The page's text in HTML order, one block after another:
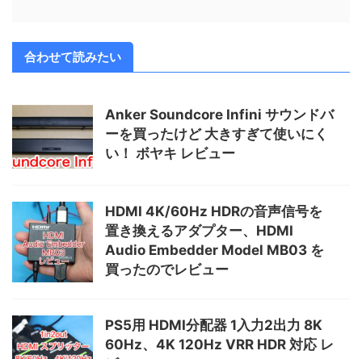
合わせて読みたい
Anker Soundcore Infini サウンドバ
ーを買ったけど 大きすぎて使いにく
い！ ボヤキ レビュー
HDMI 4K/60Hz HDRの音声信号を
置き換えるアダプター、HDMI
Audio Embedder Model MB03 を
買ったのでレビュー
PS5用 HDMI分配器 1入力2出力 8K
60Hz、4K 120Hz VRR HDR 対応 レ